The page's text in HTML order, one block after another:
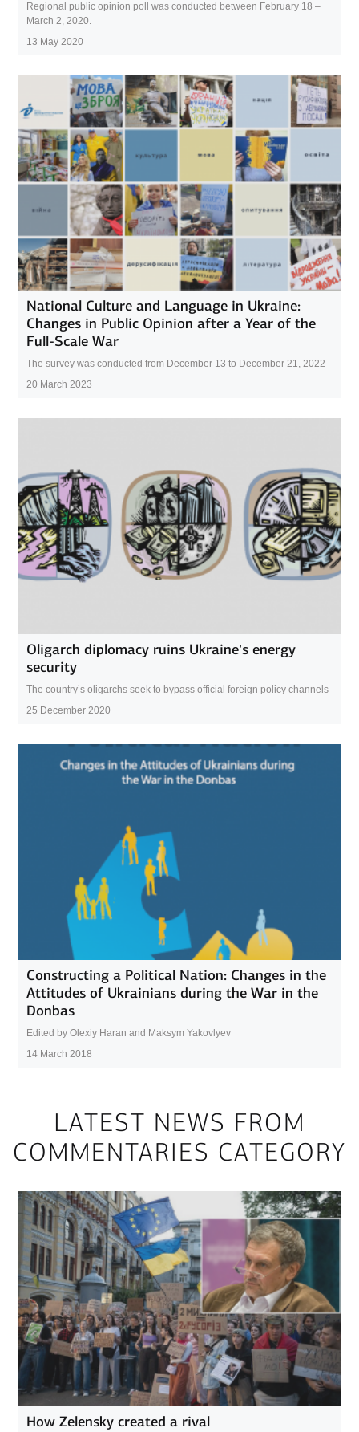
Regional public opinion poll was conducted between February 18 –
March 2, 2020.
13 May 2020
National Culture and Language in Ukraine:
Changes in Public Opinion after a Year of the
Full-Scale War
The survey was conducted from December 13 to December 21, 2022
20 March 2023
Oligarch diplomacy ruins Ukraine’s energy
security
The country’s oligarchs seek to bypass official foreign policy channels
25 December 2020
Constructing a Political Nation: Changes in the
Attitudes of Ukrainians during the War in the
Donbas
Edited by Olexiy Haran and Maksym Yakovlyev
14 March 2018
LATEST NEWS FROM
COMMENTARIES CATEGORY
How Zelensky created a rival